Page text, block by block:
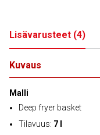
Lisävarusteet (4)
Kuvaus
Malli
Deep fryer basket
Tilavuus: 7 l